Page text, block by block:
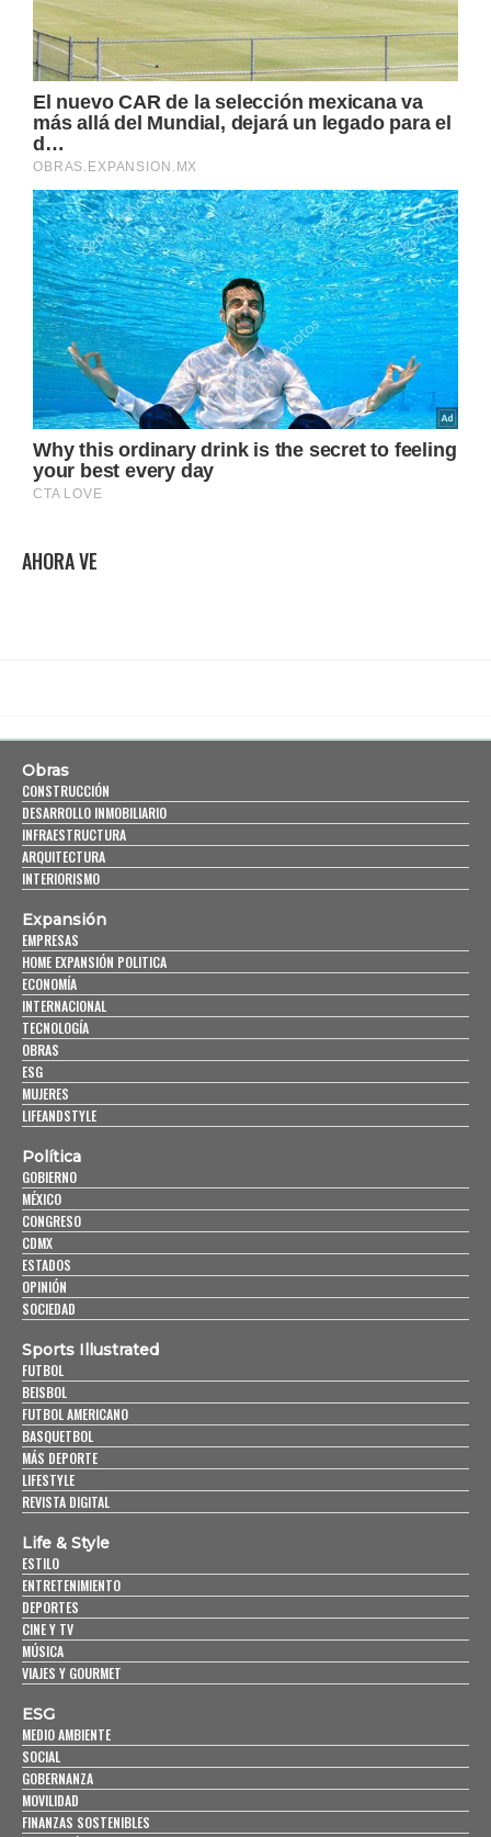
AHORA VE
Obras
CONSTRUCCIÓN
DESARROLLO INMOBILIARIO
INFRAESTRUCTURA
ARQUITECTURA
INTERIORISMO
Expansión
EMPRESAS
HOME EXPANSIÓN POLITICA
ECONOMÍA
INTERNACIONAL
TECNOLOGÍA
OBRAS
ESG
MUJERES
LIFEANDSTYLE
Política
GOBIERNO
MÉXICO
CONGRESO
CDMX
ESTADOS
OPINIÓN
SOCIEDAD
Sports Illustrated
FUTBOL
BEISBOL
FUTBOL AMERICANO
BASQUETBOL
MÁS DEPORTE
LIFESTYLE
REVISTA DIGITAL
Life & Style
ESTILO
ENTRETENIMIENTO
DEPORTES
CINE Y TV
MÚSICA
VIAJES Y GOURMET
ESG
MEDIO AMBIENTE
SOCIAL
GOBERNANZA
MOVILIDAD
FINANZAS SOSTENIBLES